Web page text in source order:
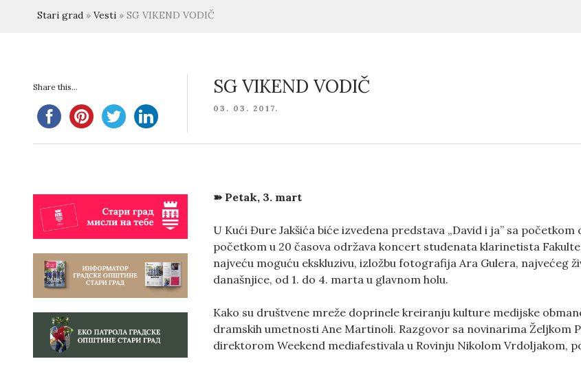
Stari grad » Vesti » SG VIKEND VODIČ
Share this... SG VIKEND VODIČ
POSTED
03. 03. 2017.
➽ Petak, 3. mart
U Kući Đure Jakšića biće izvedena predstava „David i ja” sa
početkom u 20 časova održava koncert studenata klarinetista
najveću moguću ekskluzivu, izložbu fotografija Ara Gulera,
današnjice, od 1. do 4. marta u glavnom holu.
Kako su društvene mreže doprinele kreiranju kulture medijske
dramskih umetnosti Ane Martinoli. Razgovor sa novinarima Željkom
direktorom Weekend mediafestivala u Rovinju Nikolom Vrdoljakom,